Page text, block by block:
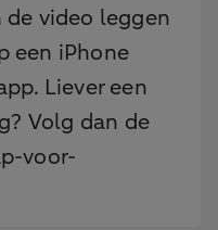
de video leggen
een iPhone
Liever een
Volg dan de
voor-